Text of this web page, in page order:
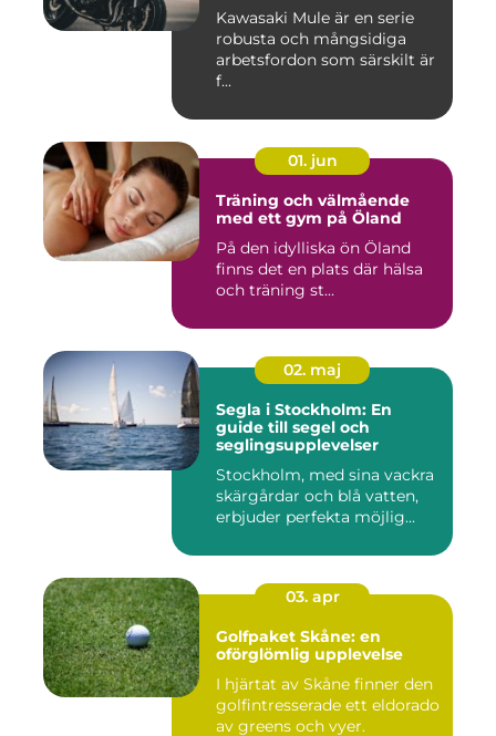
Kawasaki Mule är en serie
robusta och mångsidiga
arbetsfordon som särskilt är
f...
01. jun
Träning och välmående
med ett gym på Öland
På den idylliska ön Öland
finns det en plats där hälsa
och träning st...
02. maj
Segla i Stockholm: En
guide till segel och
seglingsupplevelser
Stockholm, med sina vackra
skärgårdar och blå vatten,
erbjuder perfekta möjlig...
03. apr
Golfpaket Skåne: en
oförglömlig upplevelse
I hjärtat av Skåne finner den
golfintresserade ett eldorado
av greens och vyer.